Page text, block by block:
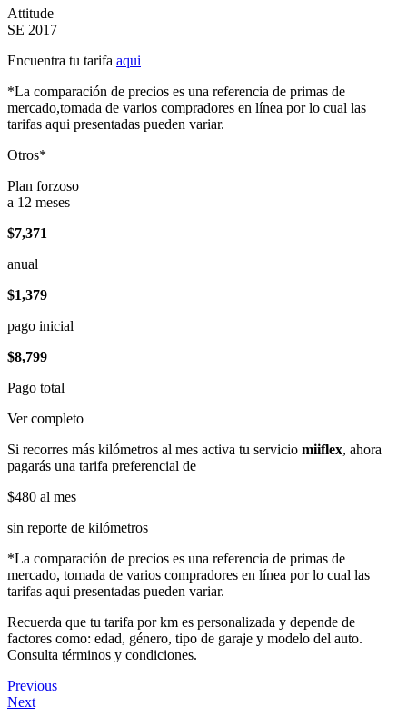
Attitude
SE 2017
Encuentra tu tarifa aqui
*La comparación de precios es una referencia de primas de
mercado,tomada de varios compradores en línea por lo cual las
tarifas aqui presentadas pueden variar.
Otros*
Plan forzoso
a 12 meses
$7,371
anual
$1,379
pago inicial
$8,799
Pago total
Ver completo
Si recorres más kilómetros al mes activa tu servicio miiflex, ahora
pagarás una tarifa preferencial de
$480 al mes
sin reporte de kilómetros
*La comparación de precios es una referencia de primas de
mercado, tomada de varios compradores en línea por lo cual las
tarifas aqui presentadas pueden variar.
Recuerda que tu tarifa por km es personalizada y depende de
factores como: edad, género, tipo de garaje y modelo del auto.
Consulta términos y condiciones.
Previous
Next